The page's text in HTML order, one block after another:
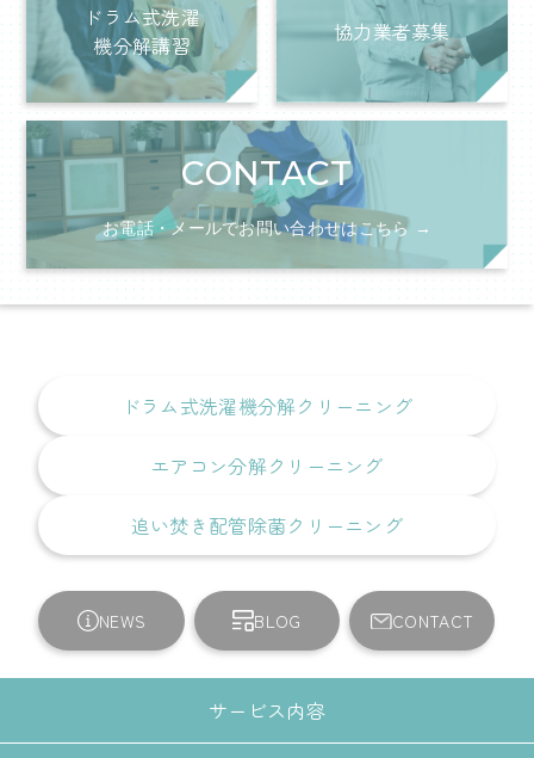
ドラム式洗濯
機分解講習
協力業者募集
CONTACT
お電話・メールでお問い合わせはこちら →
ドラム式洗濯機分解クリーニング
エアコン分解クリーニング
追い焚き配管除菌クリーニング
NEWS BLOG CONTACT
サービス内容